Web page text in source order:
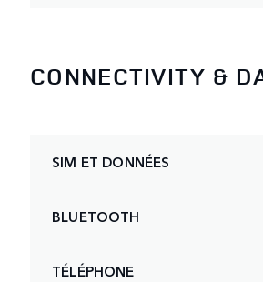
CONNECTIVITY &
SIM ET DONNÉES
BLUETOOTH
TÉLÉPHONE